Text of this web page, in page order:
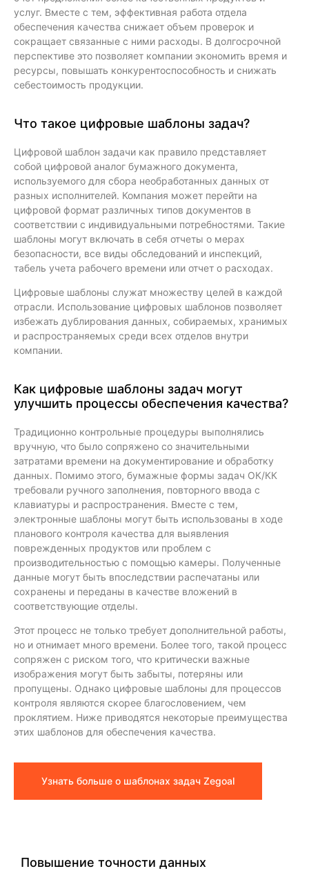
услуг. Вместе с тем, эффективная работа отдела
обеспечения качества снижает объем проверок и
сокращает связанные с ними расходы. В долгосрочной
перспективе это позволяет компании экономить время и
ресурсы, повышать конкурентоспособность и снижать
себестоимость продукции.
Что такое цифровые шаблоны задач?
Цифровой шаблон задачи как правило представляет
собой цифровой аналог бумажного документа,
используемого для сбора необработанных данных от
разных исполнителей. Компания может перейти на
цифровой формат различных типов документов в
соответствии с индивидуальными потребностями. Такие
шаблоны могут включать в себя отчеты о мерах
безопасности, все виды обследований и инспекций,
табель учета рабочего времени или отчет о расходах.
Цифровые шаблоны служат множеству целей в каждой
отрасли. Использование цифровых шаблонов позволяет
избежать дублирования данных, собираемых, хранимых
и распространяемых среди всех отделов внутри
компании.
Как цифровые шаблоны задач могут
улучшить процессы обеспечения качества?
Традиционно контрольные процедуры выполнялись
вручную, что было сопряжено со значительными
затратами времени на документирование и обработку
данных. Помимо этого, бумажные формы задач ОК/КК
требовали ручного заполнения, повторного ввода с
клавиатуры и распространения. Вместе с тем,
электронные шаблоны могут быть использованы в ходе
планового контроля качества для выявления
поврежденных продуктов или проблем с
производительностью с помощью камеры. Полученные
данные могут быть впоследствии распечатаны или
сохранены и переданы в качестве вложений в
соответствующие отделы.
Этот процесс не только требует дополнительной работы,
но и отнимает много времени. Более того, такой процесс
сопряжен с риском того, что критически важные
изображения могут быть забыты, потеряны или
пропущены. Однако цифровые шаблоны для процессов
контроля являются скорее благословением, чем
проклятием. Ниже приводятся некоторые преимущества
этих шаблонов для обеспечения качества.
Узнать больше о шаблонах задач Zegoal
Повышение точности данных